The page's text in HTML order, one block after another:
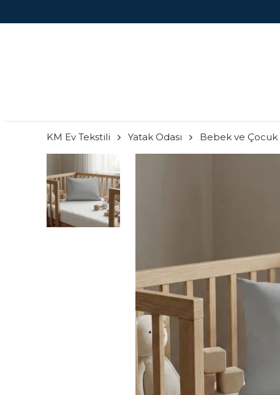
KM Ev Tekstili Yatak Odası Bebek ve Çocuk